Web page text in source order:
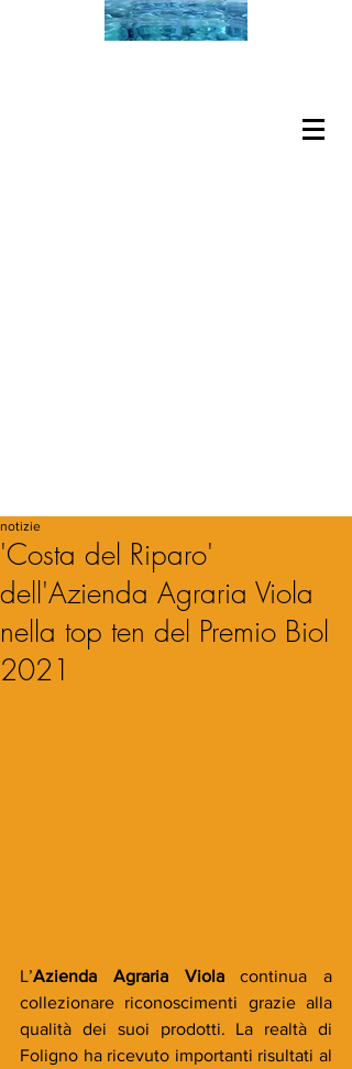
'Costa del Riparo'
dell'Azienda Agraria Viola
nella top ten del Premio Biol
2021
notizie
L’Azienda Agraria Viola continua a
collezionare riconoscimenti grazie alla
qualità dei suoi prodotti. La realtà di
Foligno ha ricevuto importanti risultati al